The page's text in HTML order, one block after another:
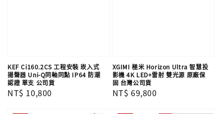
KEF Ci160.2CS 工程安裝 崁入式
揚聲器 Uni-Q同軸同點 IP64 防潮
認證 單支​​​​​​​ 公司貨
Regular
NT$ 10,800
XGIMI 極米 Horizon Ultra 智慧投
影機 4K LED+雷射 雙光源 原廠保
固 台灣公司貨
Regular
NT$ 69,800